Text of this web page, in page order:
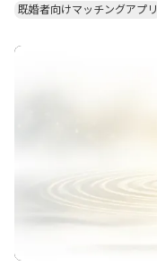
既婚者向けマッチングアプリ